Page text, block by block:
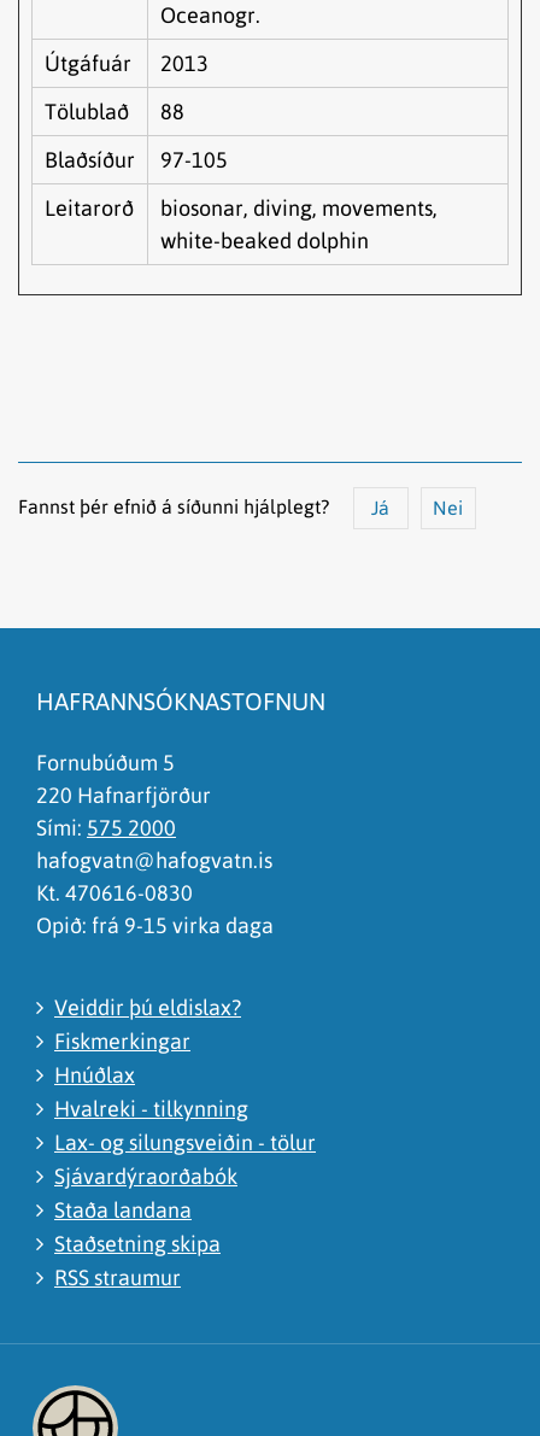
Oceanogr.
Útgáfuár
2013
Tölublað
88
Blaðsíður
97-105
Leitarorð
biosonar, diving, movements,
white-beaked dolphin
Fannst þér efnið á síðunni hjálplegt? Já Nei
Það er of mikið efni á síðunni
Ég skil ekki efnið, finnst það of flókið
HAFRANNSÓKNASTOFNUN
Fornubúðum 5
220 Hafnarfjörður
Sími: 575 2000
hafogvatn@hafogvatn.is
Kt. 470616-0830
Opið: frá 9-15 virka daga
Veiddir þú eldislax?
Fiskmerkingar
Hnúðlax
Hvalreki - tilkynning
Lax- og silungsveiðin - tölur
Sjávardýraorðabók
Staða landana
Staðsetning skipa
RSS straumur